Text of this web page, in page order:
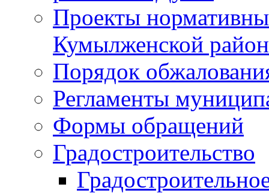
Проекты
Кумылженской
Порядок
Регламенты
Формы обращений
Градостроительство